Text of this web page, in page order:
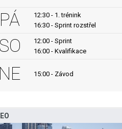
PÁ
12:30 - 1. trénink
16:30 - Sprint rozstřel
SO
12:00 - Sprint
16:00 - Kvalifikace
NE 15:00 - Závod